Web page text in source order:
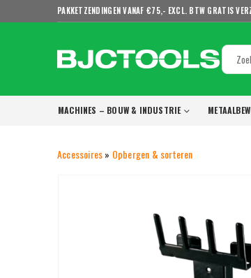
PAKKETZENDINGEN VANAF €75,- EXCL. BTW GRATIS
MACHINES – BOUW & INDUSTRIE
Accessoires» Opbergen & sorteren